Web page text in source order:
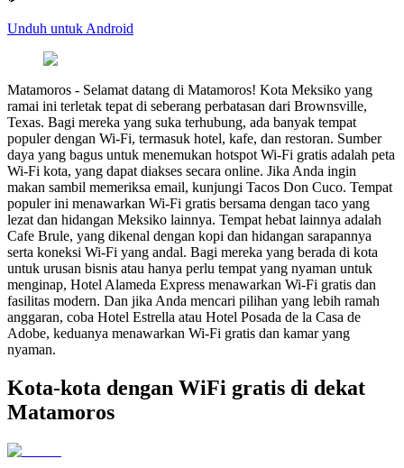
Unduh untuk Android
Matamoros - Selamat datang di Matamoros! Kota Meksiko yang
ramai ini terletak tepat di seberang perbatasan dari Brownsville,
Texas. Bagi mereka yang suka terhubung, ada banyak tempat
populer dengan Wi-Fi, termasuk hotel, kafe, dan restoran. Sumber
daya yang bagus untuk menemukan hotspot Wi-Fi gratis adalah peta
Wi-Fi kota, yang dapat diakses secara online. Jika Anda ingin
makan sambil memeriksa email, kunjungi Tacos Don Cuco. Tempat
populer ini menawarkan Wi-Fi gratis bersama dengan taco yang
lezat dan hidangan Meksiko lainnya. Tempat hebat lainnya adalah
Cafe Brule, yang dikenal dengan kopi dan hidangan sarapannya
serta koneksi Wi-Fi yang andal. Bagi mereka yang berada di kota
untuk urusan bisnis atau hanya perlu tempat yang nyaman untuk
menginap, Hotel Alameda Express menawarkan Wi-Fi gratis dan
fasilitas modern. Dan jika Anda mencari pilihan yang lebih ramah
anggaran, coba Hotel Estrella atau Hotel Posada de la Casa de
Adobe, keduanya menawarkan Wi-Fi gratis dan kamar yang
nyaman.
Kota-kota dengan WiFi gratis di dekat
Matamoros